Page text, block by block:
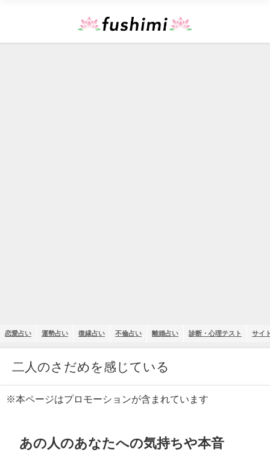
恋愛占い 運勢占い 復縁占い 不倫占い 離婚占い 診断・心理テスト サイ
二人のさだめを感じている
※本ページはプロモーションが含まれています
あの人のあなたへの気持ちや本音